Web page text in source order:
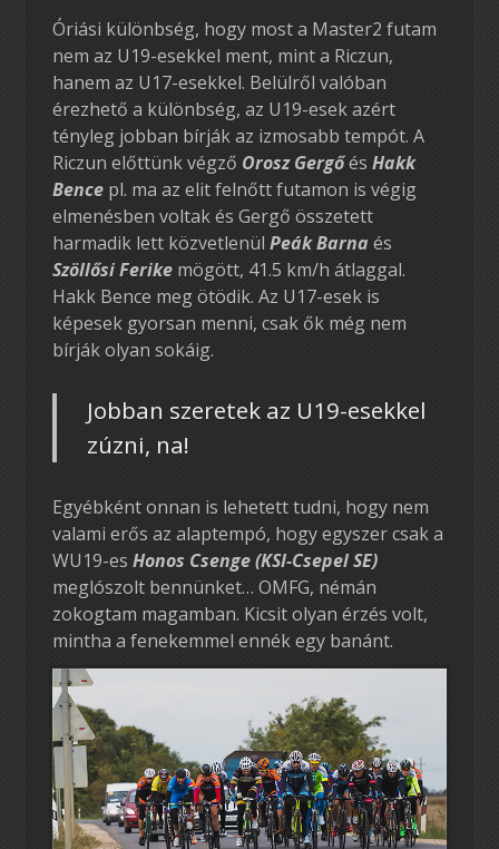
Óriási különbség, hogy most a Master2 futam
nem az U19-esekkel ment, mint a Riczun,
hanem az U17-esekkel. Belülről valóban
érezhető a különbség, az U19-esek azért
tényleg jobban bírják az izmosabb tempót. A
Riczun előttünk végző Orosz Gergőés Hakk
Bencepl. ma az elit felnőtt futamon is végig
elmenésben voltak és Gergő összetett
harmadik lett közvetlenül Peák Barna és
Szöllősi Ferikemögött, 41.5 km/h átlaggal.
Hakk Bence meg ötödik. Az U17-esek is
képesek gyorsan menni, csak ők még nem
bírják olyan sokáig.
Jobban szeretek az U19-esekkel
zúzni, na!
Egyébként onnan is lehetett tudni, hogy nem
valami erős az alaptempó, hogy egyszer csak a
WU19-es Honos Csenge (KSI-Csepel SE)
meglószolt bennünket… OMFG, némán
zokogtam magamban. Kicsit olyan érzés volt,
mintha a fenekemmel ennék egy banánt.